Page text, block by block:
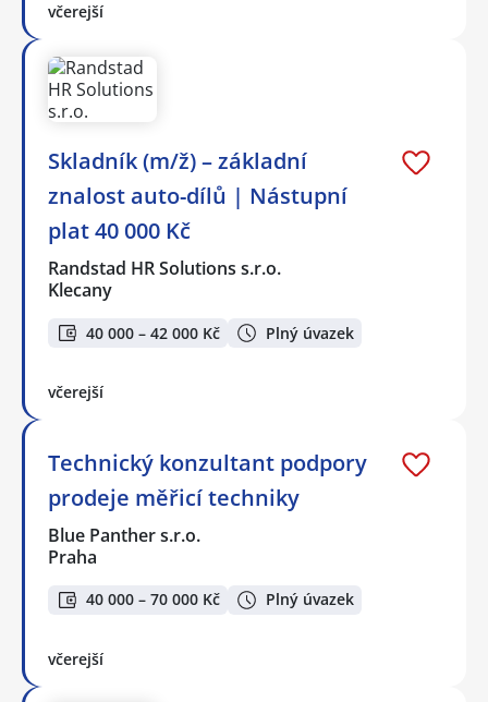
včerejší
Skladník (m/ž) – základní
znalost auto-dílů | Nástupní
plat 40 000 Kč
Randstad HR Solutions s.r.o.
Klecany
40 000 – 42 000 Kč Plný úvazek
včerejší
Technický konzultant podpory
prodeje měřicí techniky
Blue Panther s.r.o.
Praha
40 000 – 70 000 Kč Plný úvazek
včerejší